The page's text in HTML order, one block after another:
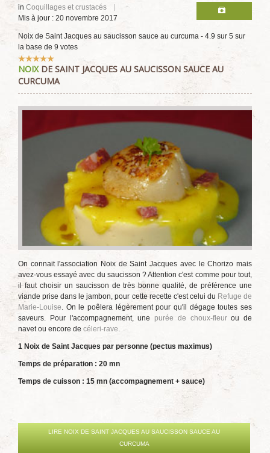
in Coquillages et crustacés
Mis à jour : 20 novembre 2017
Noix de Saint Jacques au saucisson sauce au curcuma - 4.9 sur 5 sur
la base de 9 votes
Vote
utilisateur: 5/5
NOIXDE SAINT JACQUES AU SAUCISSON SAUCE AU
CURCUMA
On connait l'association Noix de Saint Jacques avec le Chorizo mais
avez-vous essayé avec du saucisson ? Attention c'est comme pour tout,
il faut choisir un saucisson de très bonne qualité, de préférence une
viande prise dans le jambon, pour cette recette c'est celui du Refuge de
Marie-Louise. On le poêlera légèrement pour qu'il dégage toutes ses
saveurs. Pour l'accompagnement, une purée de choux-fleurou de
navet ou encore de céleri-rave.
1 Noix de Saint Jacques par personne (pectus maximus)
Temps de préparation : 20 mn
Temps de cuisson : 15 mn (accompagnement + sauce)
LIRE NOIX DE SAINT JACQUES AU SAUCISSON SAUCE AU
CURCUMA